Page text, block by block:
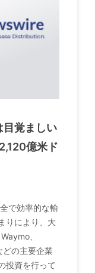
目覚ましい
億米ド
で効率的な輸
りにより、大
、
の主要企業
投資を行って